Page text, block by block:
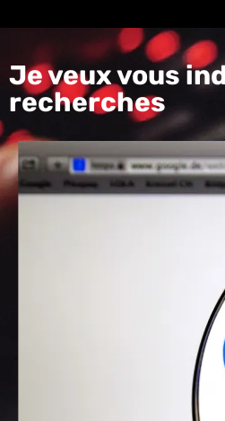
Je veux vous
recherches